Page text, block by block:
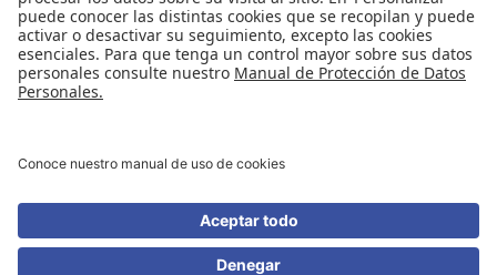
Compra de libros y material audiovisual
Reconocimiento como Universidad: Decreto 1297 del 30 de mayo de 1964.
Reconocimiento personería jurídica: Resolución 28 del 23 de febrero de 1949